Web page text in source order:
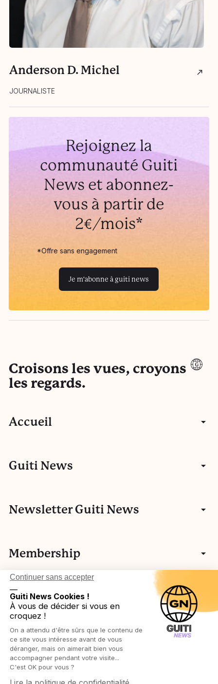
Anderson D. Michel
JOURNALISTE
Rejoignez la
communauté Guiti
News et abonnez-
vous à partir de
2€/mois*
*Offre sans engagement
Je m'abonne à guiti news
Croisons les vues, croyons
les regards.
Accueil
Articles
Portfolios
Podcasts
Agenda
Ressources pédagogiques
Guiti News
Communauté
Fake news
Vos idées
Cartographie des membres associatifs
Protection des publics
L’histoire de Guiti
L’équipe Guiti News
Nos autres activités
Ressources pédagogiques
Réseau européen
Newsletter Guiti News
Membership
Login in
Devenir membre
Légal
Politique de confidentialité
Politique de cookies
Continuer sans accepter
Guiti News Cookies !
À vous de décider si vous en
croquez !
On a attendu d'être sûrs que le contenu de
ce site vous intéresse avant de vous
déranger, mais on aimerait bien vous
accompagner pendant votre visite...
C'est OK pour vous ?